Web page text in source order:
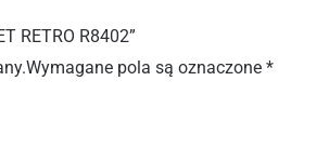
RETRO R8402”
Wymagane pola są oznaczone *